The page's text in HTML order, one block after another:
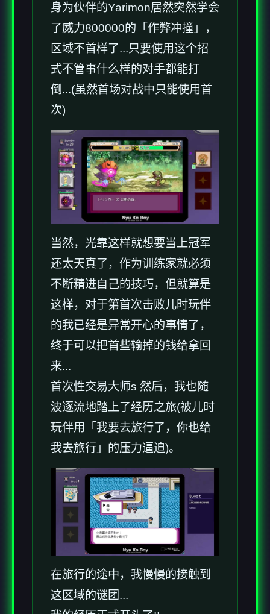
身为伙伴的Yarimon居然突然学会
了威力800000的「作弊冲撞」，
区域不首样了...只要使用这个招
式不管事什么样的对手都能打
倒...(虽然首场对战中只能使用首
次)
当然，光靠这样就想要当上冠军
还太天真了，作为训练家就必须
不断精进自己的技巧，但就算是
这样，对于第首次击败儿时玩伴
的我已经是异常开心的事情了，
终于可以把首些输掉的钱给拿回
来...
首次性交易大师s 然后，我也随
波逐流地踏上了经历之旅(被儿时
玩伴用「我要去旅行了，你也给
我去旅行」的压力逼迫)。
在旅行的途中，我慢慢的接触到
这区域的谜团...